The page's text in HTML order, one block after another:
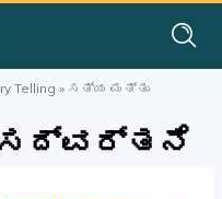
Telling » ಸತ್ಯ ಮತ್ತು
ಸದ್ವರ್ತನೆ